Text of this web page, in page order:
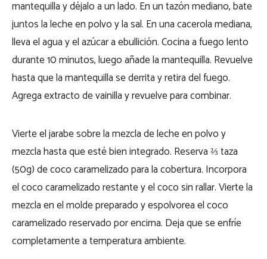
mantequilla y déjalo a un lado. En un tazón mediano, bate
juntos la leche en polvo y la sal. En una cacerola mediana,
lleva el agua y el azúcar a ebullición. Cocina a fuego lento
durante 10 minutos, luego añade la mantequilla. Revuelve
hasta que la mantequilla se derrita y retira del fuego.
Agrega extracto de vainilla y revuelve para combinar.
Vierte el jarabe sobre la mezcla de leche en polvo y
mezcla hasta que esté bien integrado. Reserva ⅔ taza
(50g) de coco caramelizado para la cobertura. Incorpora
el coco caramelizado restante y el coco sin rallar. Vierte la
mezcla en el molde preparado y espolvorea el coco
caramelizado reservado por encima. Deja que se enfríe
completamente a temperatura ambiente.